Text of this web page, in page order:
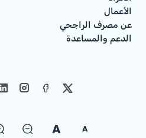
الأعمال
عن مصرف الراجحي
الدعم والمساعدة
A
A